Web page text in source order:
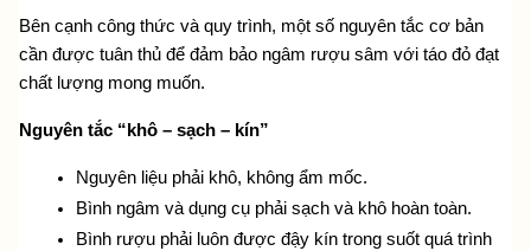
Bên cạnh công thức và quy trình, một số nguyên tắc cơ bản
cần được tuân thủ để đảm bảo ngâm rượu sâm với táo đỏ đạt
chất lượng mong muốn.
Nguyên tắc “khô – sạch – kín”
Nguyên liệu phải khô, không ẩm mốc.
Bình ngâm và dụng cụ phải sạch và khô hoàn toàn.
Bình rượu phải luôn được đậy kín trong suốt quá trình